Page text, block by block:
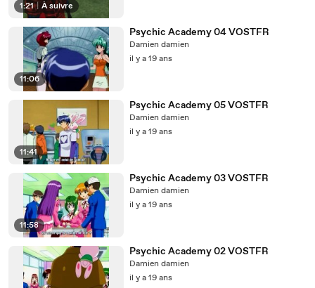
1:21 | À suivre
11:06
Psychic Academy 04 VOSTFR
Damien damien
il y a 19 ans
11:41
Psychic Academy 05 VOSTFR
Damien damien
il y a 19 ans
11:58
Psychic Academy 03 VOSTFR
Damien damien
il y a 19 ans
Psychic Academy 02 VOSTFR
Damien damien
il y a 19 ans